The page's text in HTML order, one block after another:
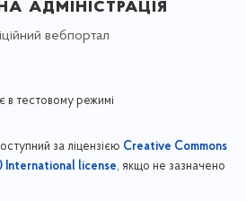
адміністрація
вебпортал
в тестовому режимі
за ліцензією Creative Commons
license, якщо не зазначено